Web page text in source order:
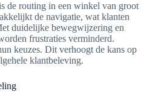
de routing in een winkel van groot
de navigatie, wat klanten
duidelijke bewegwijzering en
frustraties verminderd.
keuzes. Dit verhoogt de kans op
klantbeleving.